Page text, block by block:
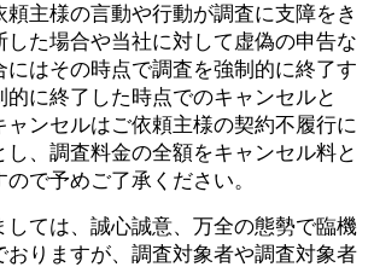
主様の言動や行動が調査に支障をき
した場合や当社に対して虚偽の申告な
にはその時点で調査を強制的に終了す
的に終了した時点でのキャンセルと
ャンセルはご依頼主様の契約不履行に
し、調査料金の全額をキャンセル料と
で予めご了承ください。
しては、誠心誠意、万全の態勢で臨機
おりますが、調査対象者や調査対象者